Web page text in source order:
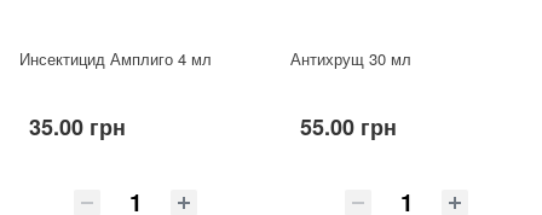
Инсектицид Амплиго 4 мл
35.00 грн
Антихрущ 30 мл
55.00 грн